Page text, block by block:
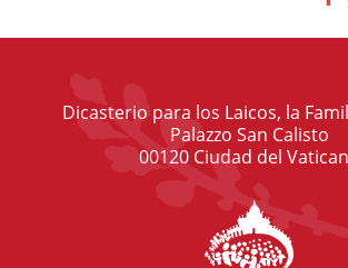
Dicasterio para los Laicos, la
Palazzo San Calisto
00120 Ciudad del